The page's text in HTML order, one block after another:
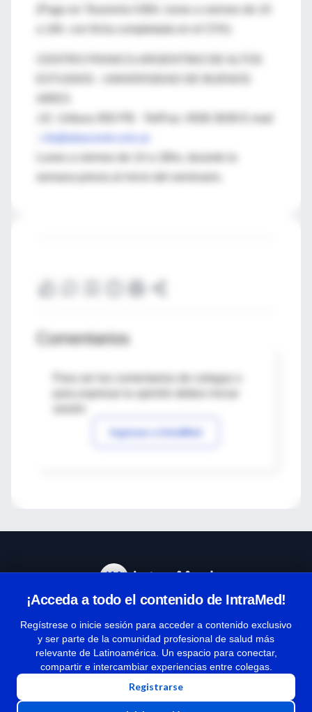
(Pago en Tesorería /UBA, lunes a viernes de 10
Comentarios
Para ver los comentarios de colegas o
Ingresar a IntraMed
¡Acceda a todo el contenido de IntraMed!
Regístrese o inicie sesión para acceder a contenido exclusivo
y ser parte de la comunidad profesional de salud más
relevante de Latinoamérica. Un espacio para conectar,
compartir e intercambiar experiencias entre colegas.
Registrarse
Términos y condiciones
| Políticas de privacidad
| Todos los derechos reservados | Copyright 1997-2026